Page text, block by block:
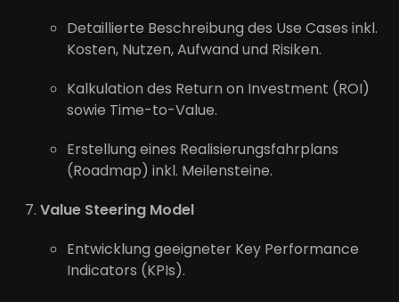
Detaillierte Beschreibung des Use Cases inkl.
Kosten, Nutzen, Aufwand und Risiken.
Kalkulation des Return on Investment (ROI)
sowie Time-to-Value.
Erstellung eines Realisierungsfahrplans
(Roadmap) inkl. Meilensteine.
Value Steering Model
Entwicklung geeigneter Key Performance
Indicators (KPIs).